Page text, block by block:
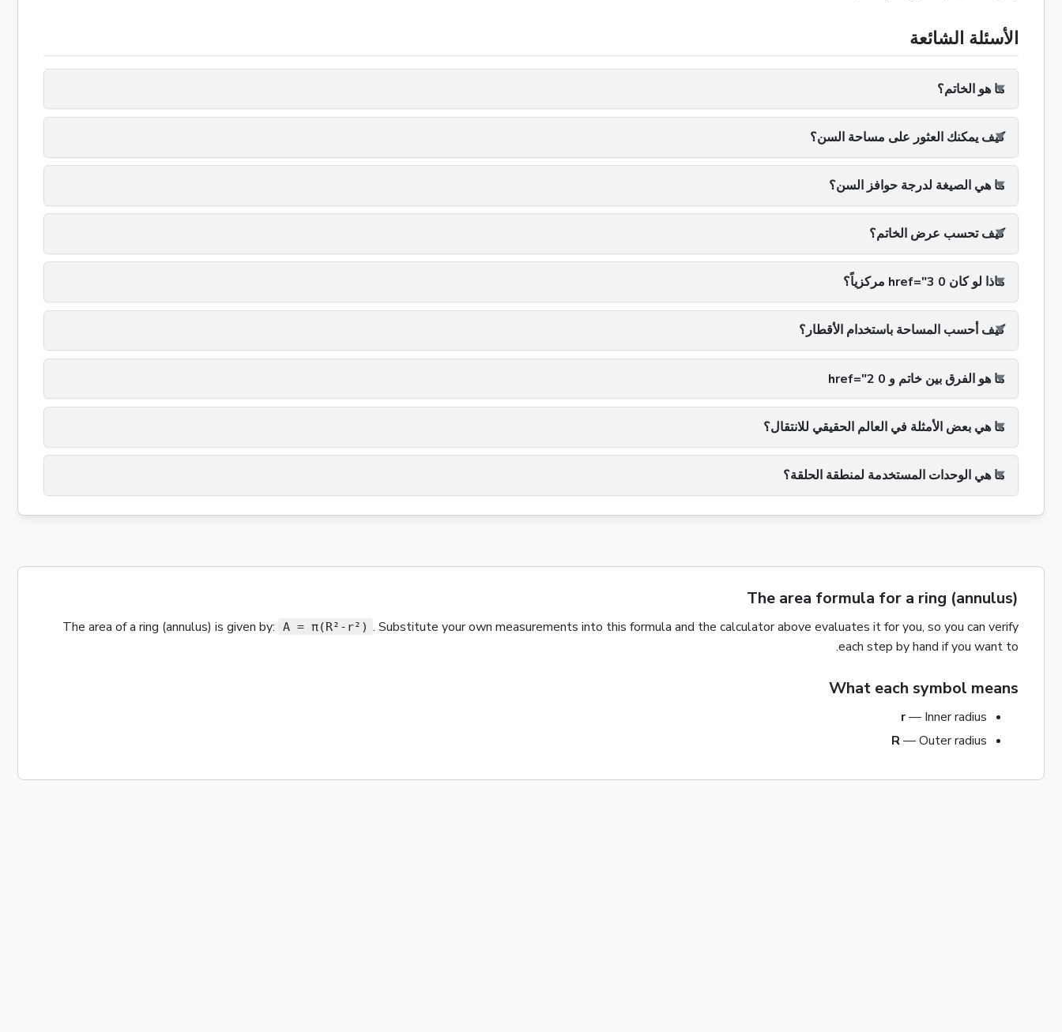
الأسئلة الشائعة
ما هو الخاتم؟
كيف يمكنك العثور على مساحة السن؟
ما هي الصيغة لدرجة حوافز السن؟
كيف تحسب عرض الخاتم؟
ماذا لو كان 0 href="3 مركزياً؟
كيف أحسب المساحة باستخدام الأقطار؟
ما هو الفرق بين خاتم و 0 href="2
ما هي بعض الأمثلة في العالم الحقيقي للانتقال؟
ما هي الوحدات المستخدمة لمنطقة الحلقة؟
The area formula for a ring (annulus)
The area of a ring (annulus) is given by: A = π(R²-r²) . Substitute your own measurements into this formula and the calculator above evaluates it for you, so you can verify
each step by hand if you want to.
What each symbol means
r— Inner radius
R—Outer radius